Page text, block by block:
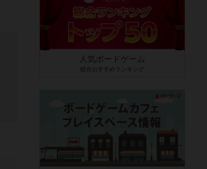
人気ボードゲーム
総合おすすめランキング